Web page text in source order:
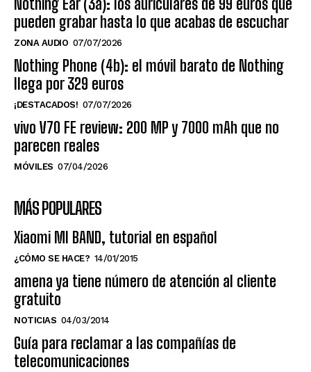
Nothing Ear (3a): los auriculares de 99 euros que
pueden grabar hasta lo que acabas de escuchar
ZONA AUDIO 07/07/2026
Nothing Phone (4b): el móvil barato de Nothing
llega por 329 euros
¡DESTACADOS! 07/07/2026
vivo V70 FE review: 200 MP y 7000 mAh que no
parecen reales
MÓVILES 07/04/2026
MÁS POPULARES
Xiaomi MI BAND, tutorial en español
¿CÓMO SE HACE? 14/01/2015
amena ya tiene número de atención al cliente
gratuito
NOTICIAS 04/03/2014
Guía para reclamar a las compañías de
telecomunicaciones